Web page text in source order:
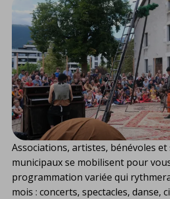
Associations, artistes, bénévoles et
municipaux se mobilisent pour
programmation variée qui
mois : concerts, spectacles, danse,